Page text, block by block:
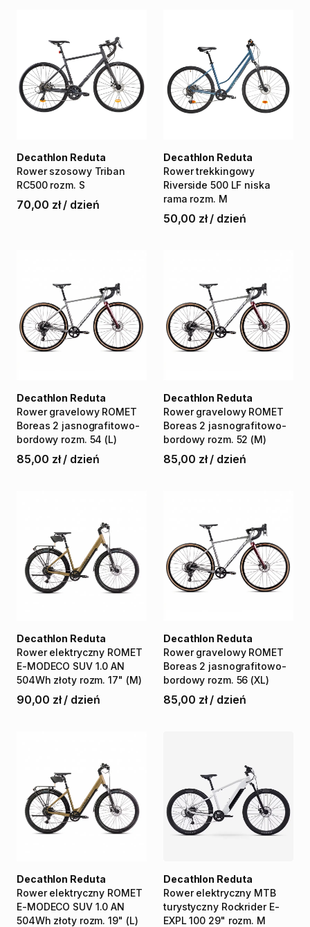
Rower szosowy Triban
RC500 rozm. S
Decathlon Reduta
70,00 zł / dzień
Rower trekkingowy
Riverside 500 LF niska
rama rozm. M
Decathlon Reduta
50,00 zł / dzień
Rower gravelowy ROMET
Boreas 2 jasnografitowo-
bordowy rozm. 54 (L)
Decathlon Reduta
85,00 zł / dzień
Rower gravelowy ROMET
Boreas 2 jasnografitowo-
bordowy rozm. 52 (M)
Decathlon Reduta
85,00 zł / dzień
Rower elektryczny ROMET
E-MODECO SUV 1.0 AN
504Wh złoty rozm. 17" (M)
Decathlon Reduta
90,00 zł / dzień
Rower gravelowy ROMET
Boreas 2 jasnografitowo-
bordowy rozm. 56 (XL)
Decathlon Reduta
85,00 zł / dzień
Rower elektryczny ROMET
E-MODECO SUV 1.0 AN
504Wh złoty rozm. 19" (L)
Decathlon Reduta
Rower elektryczny MTB
turystyczny Rockrider E-
EXPL 100 29" rozm. M
Decathlon Reduta